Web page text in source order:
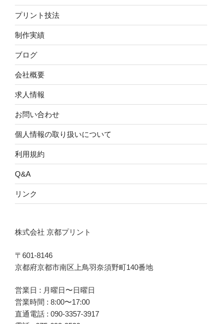
プリント技法
制作実績
ブログ
会社概要
求人情報
お問い合わせ
個人情報の取り扱いについて
利用規約
Q&A
リンク
株式会社 京都プリント
〒601-8146
京都府京都市南区上鳥羽奈須野町140番地
営業日 : 月曜日〜日曜日
営業時間 : 8:00〜17:00
直通電話 : 090-3357-3917